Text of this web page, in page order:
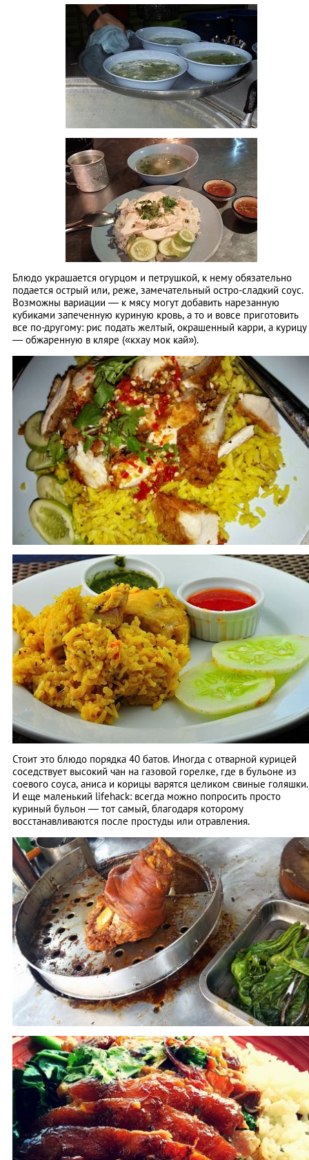
Блюдо украшается огурцом и петрушкой, к нему обязательно
подается острый или, реже, замечательный остро-сладкий соус.
Возможны вариации — к мясу могут добавить нарезанную
кубиками запеченную куриную кровь, а то и вовсе приготовить
все по-другому: рис подать желтый, окрашенный карри, а курицу
— обжаренную в кляре («кхау мок кай»).
Стоит это блюдо порядка 40 батов. Иногда с отварной курицей
соседствует высокий чан на газовой горелке, где в бульоне из
соевого соуса, аниса и корицы варятся целиком свиные голяшки.
И еще маленький lifehack: всегда можно попросить просто
куриный бульон ― тот самый, благодаря которому
восстанавливаются после простуды или отравления.